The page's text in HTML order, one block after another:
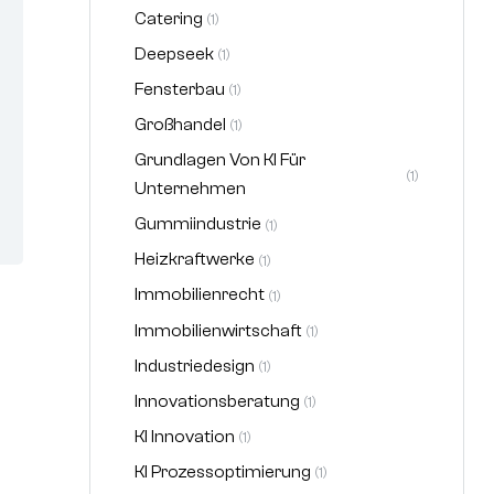
Catering (1)
Deepseek (1)
Fensterbau (1)
Großhandel (1)
Grundlagen Von KI Für
Unternehmen
(1)
Gummiindustrie (1)
Heizkraftwerke (1)
Immobilienrecht (1)
Immobilienwirtschaft (1)
Industriedesign (1)
Innovationsberatung (1)
KI Innovation (1)
KI Prozessoptimierung (1)